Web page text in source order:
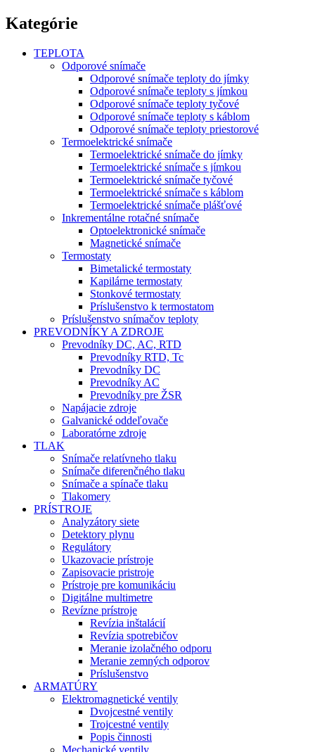
Kategórie
TEPLOTA
Odporové snímače
Odporové snímače teploty do jímky
Odporové snímače teploty s jímkou
Odporové snímače teploty tyčové
Odporové snímače teploty s káblom
Odporové snímače teploty priestorové
Termoelektrické snímače
Termoelektrické snímače do jímky
Termoelektrické snímače s jímkou
Termoelektrické snímače tyčové
Termoelektrické snímače s káblom
Termoelektrické snímače plášťové
Inkrementálne rotačné snímače
Optoelektronické snímače
Magnetické snímače
Termostaty
Bimetalické termostaty
Kapilárne termostaty
Stonkové termostaty
Príslušenstvo k termostatom
Príslušenstvo snímačov teploty
PREVODNÍKY A ZDROJE
Prevodníky DC, AC, RTD
Prevodníky RTD, Tc
Prevodníky DC
Prevodníky AC
Prevodníky pre ŽSR
Napájacie zdroje
Galvanické oddeľovače
Laboratórne zdroje
TLAK
Snímače relatívneho tlaku
Snímače diferenčného tlaku
Snímače a spínače tlaku
Tlakomery
PRÍSTROJE
Analyzátory siete
Detektory plynu
Regulátory
Ukazovacie prístroje
Zapisovacie pristroje
Prístroje pre komunikáciu
Digitálne multimetre
Revízne prístroje
Revízia inštalácií
Revízia spotrebičov
Meranie izolačného odporu
Meranie zemných odporov
Príslušenstvo
ARMATÚRY
Elektromagnetické ventily
Dvojcestné ventily
Trojcestné ventily
Popis činnosti
Mechanické ventily